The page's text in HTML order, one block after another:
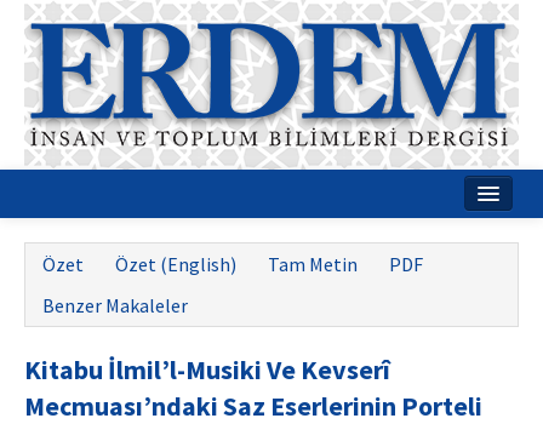
Dergi Kurulları
Rehberler
Özet Özet (English) Tam Metin
PDF
Benzer Makaleler
Kitabu İlmil’l-Musiki Ve Kevserî
Mecmuası’ndaki Saz Eserlerinin Porteli